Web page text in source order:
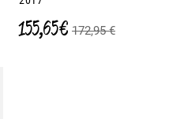
155,65 € 172,95 €